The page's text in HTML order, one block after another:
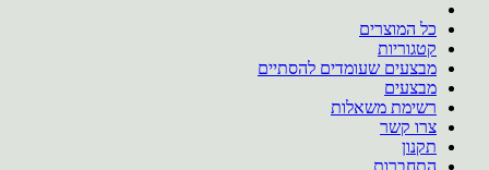
כל המוצרים
קטגוריות
מבצעים שעומדים להסתיים
מבצעים
רשימת משאלות
צרו קשר
תקנון
התחברות